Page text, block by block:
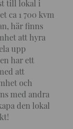
till lokal i
ca 1 700 kvm
här finns
att hyra
upp
har ett
att
och
med andra
den lokal